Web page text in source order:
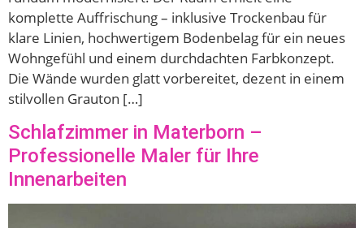
komplette Auffrischung – inklusive Trockenbau für
klare Linien, hochwertigem Bodenbelag für ein neues
Wohngefühl und einem durchdachten Farbkonzept.
Die Wände wurden glatt vorbereitet, dezent in einem
stilvollen Grauton […]
Schlafzimmer in Materborn –
Professionelle Maler für Ihre
Innenarbeiten